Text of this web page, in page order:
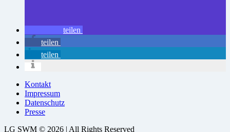
teilen
teilen
teilen
Kontakt
Impressum
Datenschutz
Presse
LG SWM © 2026 | All Rights Reserved